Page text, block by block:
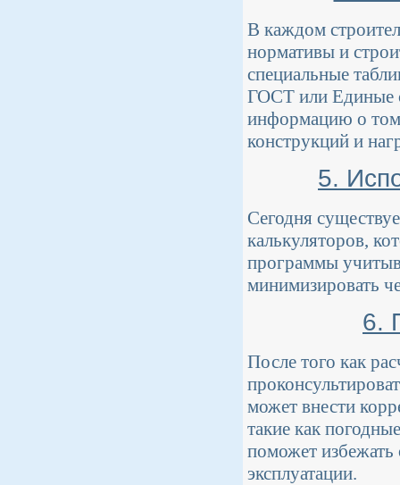
В каждом
нормативы и
специальные
ГОСТ или Единые
информацию о
конструкций и
5.
Сегодня
калькуляторов,
программы
минимизировать
6.
После того как
может внести
такие как
поможет избежать
эксплуатации.